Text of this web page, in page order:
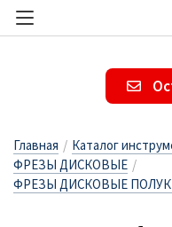
Главная / Каталог
ФРЕЗЫ ДИСКОВЫЕ /
ФРЕЗЫ ДИСКОВЫЕ